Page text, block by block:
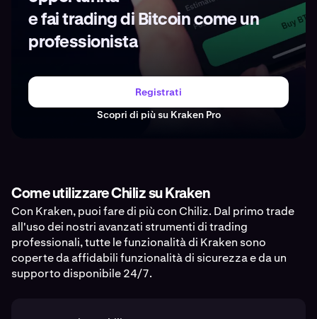
e fai trading di Bitcoin come un
professionista
Registrati
Scopri di più su Kraken Pro
Come utilizzare Chiliz su Kraken
Con Kraken, puoi fare di più con Chiliz. Dal primo trade
all'uso dei nostri avanzati strumenti di trading
professionali, tutte le funzionalità di Kraken sono
coperte da affidabili funzionalità di sicurezza e da un
supporto disponibile 24/7.